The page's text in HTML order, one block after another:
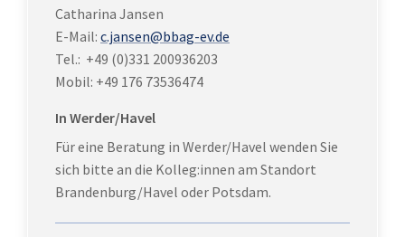
Catharina Jansen
E-Mail: c.jansen@bbag-ev.de
Tel.: +49 (0)331 200936203
Mobil: +49 176 73536474
In Werder/Havel
Für eine Beratung in Werder/Havel wenden Sie
sich bitte an die Kolleg:innen am Standort
Brandenburg/Havel oder Potsdam.